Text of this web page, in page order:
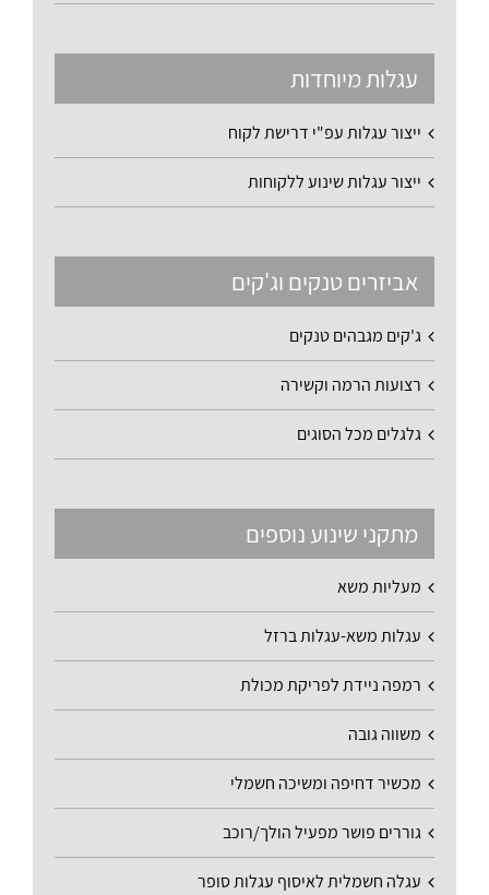
עגלות מיוחדות
ייצור עגלות עפ"י דרישת לקוח
ייצור עגלות שינוע ללקוחות
אביזרים טנקים וג'קים
ג'קים מגבהים טנקים
רצועות הרמה וקשירה
גלגלים מכל הסוגים
מתקני שינוע נוספים
מעליות משא
עגלות משא-עגלות ברזל
רמפה ניידת לפריקת מכולת
משווה גובה
מכשיר דחיפה ומשיכה חשמלי
גוררים פושר מפעיל הולך/רוכב
עגלה חשמלית לאיסוף עגלות סופר